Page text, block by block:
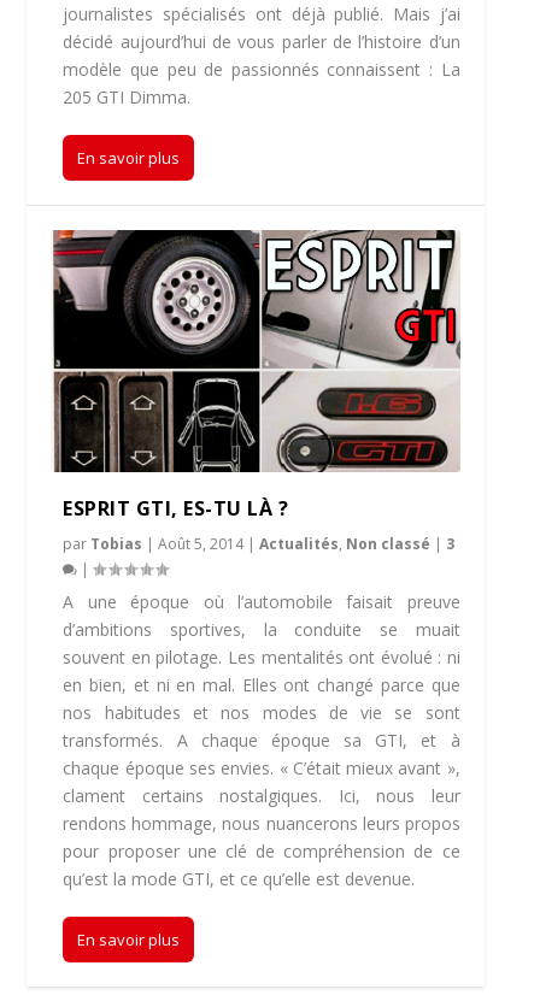
journalistes spécialisés ont déjà publié. Mais j’ai
décidé aujourd’hui de vous parler de l’histoire d’un
modèle que peu de passionnés connaissent : La
205 GTI Dimma.
En savoir plus
ESPRIT GTI, ES-TU LÀ ?
par Tobias |Août 5, 2014|Actualités, Non classé | 3
|
A une époque où l’automobile faisait preuve
d’ambitions sportives, la conduite se muait
souvent en pilotage. Les mentalités ont évolué : ni
en bien, et ni en mal. Elles ont changé parce que
nos habitudes et nos modes de vie se sont
transformés. A chaque époque sa GTI, et à
chaque époque ses envies. « C’était mieux avant »,
clament certains nostalgiques. Ici, nous leur
rendons hommage, nous nuancerons leurs propos
pour proposer une clé de compréhension de ce
qu’est la mode GTI, et ce qu’elle est devenue.
En savoir plus